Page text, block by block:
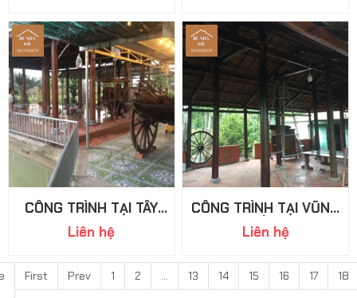
CÔNG TRÌNH TẠI TÂY
NINH
Liên hệ
CÔNG TRÌNH TẠI VŨNG
TÀU
Liên hệ
First Prev 1 2 ... 13 14 15 16 17 18